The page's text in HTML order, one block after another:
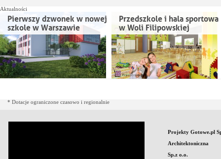
Aktualności
Pierwszy dzwonek w nowej
szkole w Warszawie
Przedszkole i hala sportowa
w Woli Filipowskiej
* Dotacje ograniczone czasowo i regionalnie
Projekty Gotowe.pl
Architektoniczna
Sp.z o.o.